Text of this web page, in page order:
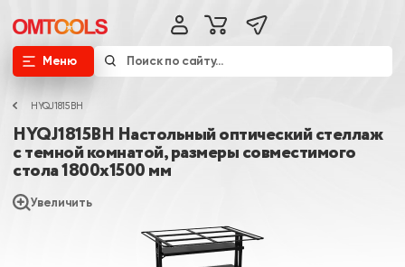
Меню
HYQJ1815BH
HYQJ1815BH Настольный оптический стеллаж
с темной комнатой, размеры совместимого
стола 1800х1500 мм
Увеличить